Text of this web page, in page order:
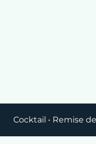
Cocktail • Remise